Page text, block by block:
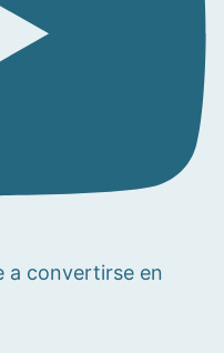
a convertirse en